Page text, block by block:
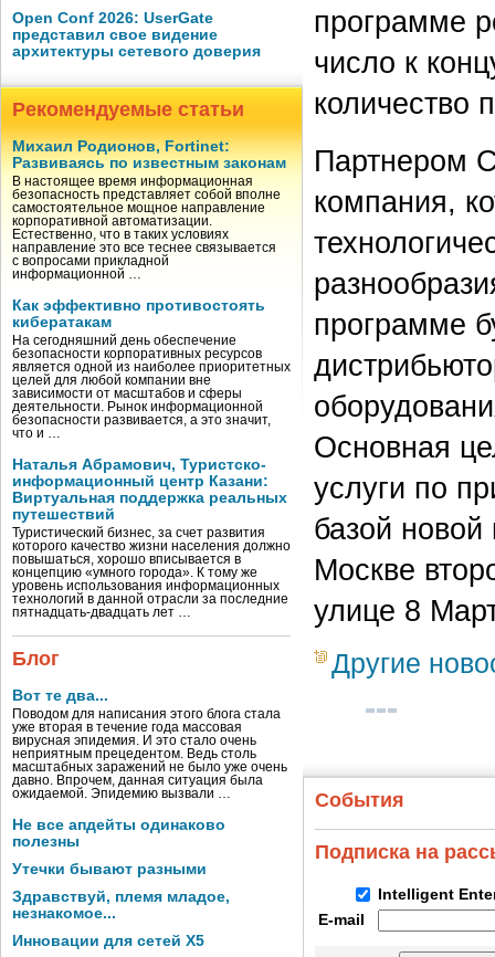
Open Conf 2026: UserGate
представил свое видение
архитектуры сетевого доверия
Рекомендуемые статьи
Михаил Родионов, Fortinet:
Развиваясь по известным законам
В настоящее время информационная
безопасность представляет собой вполне
самостоятельное мощное направление
корпоративной автоматизации.
Естественно, что в таких условиях
направление это все теснее связывается
с вопросами прикладной
информационной …
Как эффективно противостоять
кибератакам
На сегодняшний день обеспечение
безопасности корпоративных ресурсов
является одной из наиболее приоритетных
целей для любой компании вне
зависимости от масштабов и сферы
деятельности. Рынок информационной
безопасности развивается, а это значит,
что и …
Наталья Абрамович, Туристско-
информационный центр Казани:
Виртуальная поддержка реальных
путешествий
Туристический бизнес, за счет развития
которого качество жизни населения должно
повышаться, хорошо вписывается в
концепцию «умного города». К тому же
уровень использования информационных
технологий в данной отрасли за последние
пятнадцать-двадцать лет …
Блог
Вот те два...
Поводом для написания этого блога стала
уже вторая в течение года массовая
вирусная эпидемия. И это стало очень
неприятным прецедентом. Ведь столь
масштабных заражений не было уже очень
давно. Впрочем, данная ситуация была
ожидаемой. Эпидемию вызвали …
Не все апдейты одинаково
полезны
Утечки бывают разными
Здравствуй, племя младое,
незнакомое...
Инновации для сетей X5
программе
число к
количество
Партнером
компания,
программе
Основная
услуги по
базой
Москве
улице 8
Другие
События
Подписка на
Intelligent
E-mail